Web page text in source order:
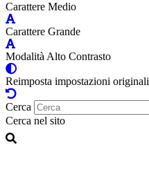
Carattere Medio
Carattere Grande
Modalità Alto Contrasto
Reimposta impostazioni originali
Cerca
Cerca nel sito